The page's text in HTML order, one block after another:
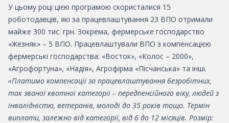
У цьому році цією програмою скористалися 15
роботодавців, які за працевлаштування 23 ВПО отримали
майже 300 тис. грн. Зокрема, фермерське господарство
«Жезняк» – 5 ВПО. Працевлаштували ВПО з компенсацією
фермерські господарства: «Восток», «Колос – 2000»,
«Агрофортуна», «Надія», Агрофірма «Пісчанська» та інші.
«Платимо компенсації за працевлаштування безробітних,
так званої квотної категорії – передпенсійного віку, людей з
інвалідністю, ветеранів, молоді до 35 років тощо. Термін
виплати, залежно від категорії, від 6 до 12 місяців. Розмір: